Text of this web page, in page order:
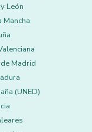
León
Mancha
Madrid
(UNED)